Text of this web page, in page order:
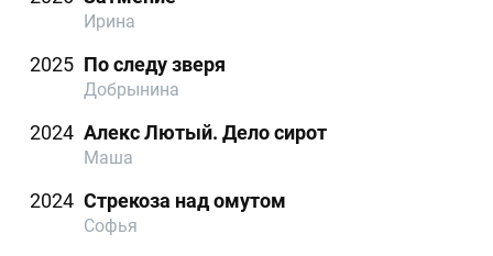
Ирина
2025 По следу зверя
Добрынина
2024 Алекс Лютый. Дело сирот
Маша
2024 Стрекоза над омутом
Софья